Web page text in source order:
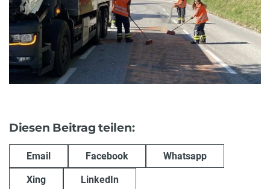
Diesen Beitrag teilen:
Email Facebook Whatsapp
Xing LinkedIn